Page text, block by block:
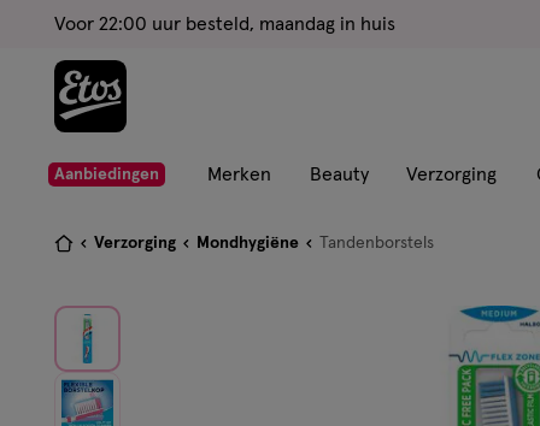
ga
de
hoofd
ga
de
naar
footer
Voor 22:00 uur besteld, maandag in huis
Aanbiedingen Merken Beauty Verzorging
Je
hier:
Verzorging Mondhygiëne Tandenborstels